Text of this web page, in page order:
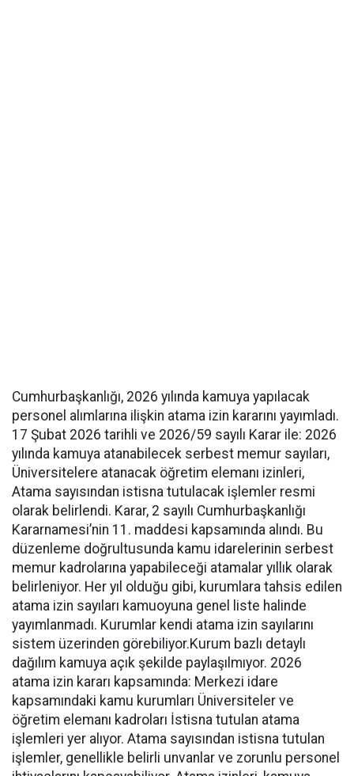
Cumhurbaşkanlığı, 2026 yılında kamuya yapılacak
personel alımlarına ilişkin atama izin kararını yayımladı.
17 Şubat 2026 tarihli ve 2026/59 sayılı Karar ile: 2026
yılında kamuya atanabilecek serbest memur sayıları,
Üniversitelere atanacak öğretim elemanı izinleri,
Atama sayısından istisna tutulacak işlemler resmi
olarak belirlendi. Karar, 2 sayılı Cumhurbaşkanlığı
Kararnamesi’nin 11. maddesi kapsamında alındı. Bu
düzenleme doğrultusunda kamu idarelerinin serbest
memur kadrolarına yapabileceği atamalar yıllık olarak
belirleniyor. Her yıl olduğu gibi, kurumlara tahsis edilen
atama izin sayıları kamuoyuna genel liste halinde
yayımlanmadı. Kurumlar kendi atama izin sayılarını
sistem üzerinden görebiliyor.Kurum bazlı detaylı
dağılım kamuya açık şekilde paylaşılmıyor. 2026
atama izin kararı kapsamında: Merkezi idare
kapsamındaki kamu kurumları Üniversiteler ve
öğretim elemanı kadroları İstisna tutulan atama
işlemleri yer alıyor. Atama sayısından istisna tutulan
işlemler, genellikle belirli unvanlar ve zorunlu personel